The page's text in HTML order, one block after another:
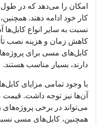
امکان را می‌دهد که در
کار خود ادامه دهند.
نسبت به سایر انواع
کاهش زمان و هزینه نصب
کابل‌های مسی برای
دارند، بسیار مناسب هستند.
با وجود تمامی مزایای
آن‌ها نیز توجه داشت.
می‌تواند در برخی
همچنین، کابل‌های مسی